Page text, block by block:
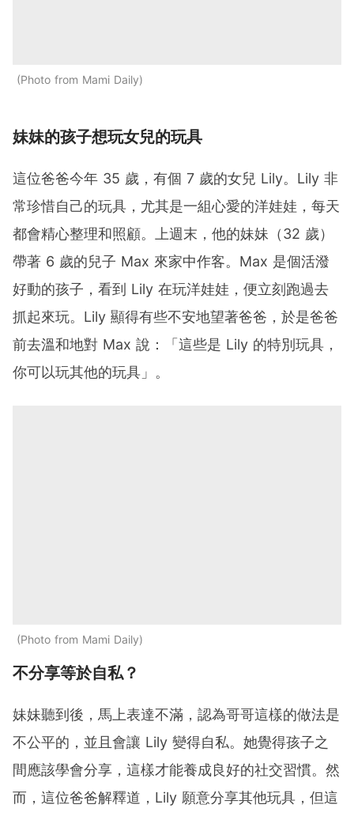
Photo from Mami Daily
妹妹的孩子想玩女兒的玩具
這位爸爸今年 35 歲，有個 7 歲的女兒 Lily。Lily 非
常珍惜自己的玩具，尤其是一組心愛的洋娃娃，每天
都會精心整理和照顧。上週末，他的妹妹（32 歲）
帶著 6 歲的兒子 Max 來家中作客。Max 是個活潑
好動的孩子，看到 Lily 在玩洋娃娃，便立刻跑過去
抓起來玩。Lily 顯得有些不安地望著爸爸，於是爸爸
前去溫和地對 Max 說：「這些是 Lily 的特別玩具，
你可以玩其他的玩具」。
Photo from Mami Daily
不分享等於自私？
妹妹聽到後，馬上表達不滿，認為哥哥這樣的做法是
不公平的，並且會讓 Lily 變得自私。她覺得孩子之
間應該學會分享，這樣才能養成良好的社交習慣。然
而，這位爸爸解釋道，Lily 願意分享其他玩具，但這